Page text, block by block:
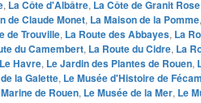
, La Côte d'Albâtre, La Côte de Granit Rose
de Claude Monet, La Maison de la Pomme,
de Trouville, La Route des Abbayes, La
du Camembert, La Route du Cidre, La
Le Havre, Le Jardin des Plantes de Rouen,
la Galette, Le Musée d'Histoire de
de Rouen, Le Musée de la Mer, Le